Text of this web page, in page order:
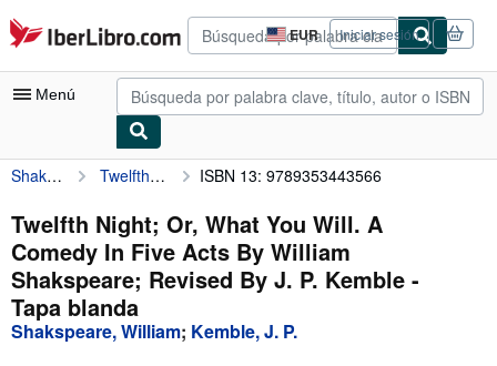
Pasar al contenido principal
IberLibro.com EUR
Preferencias
de
compra
del
Iniciar sesión
Menú
Mi cuenta
Consultar mis pedidos
Búsqueda avanzada
Colecciones
Libros antiguos
Shakspeare, William Twelfth Night; Or, What You Will. A Comedy In Five Acts By William Shakspeare; Revised By J. P. Kemble ISBN 13: 9789353443566
Twelfth Night; Or, What You Will. A
Comedy In Five Acts By William
Shakspeare; Revised By J. P. Kemble -
Tapa blanda
Shakspeare, William; Kemble, J. P.